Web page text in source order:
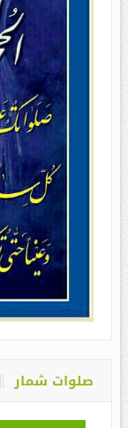
صلوات شمار